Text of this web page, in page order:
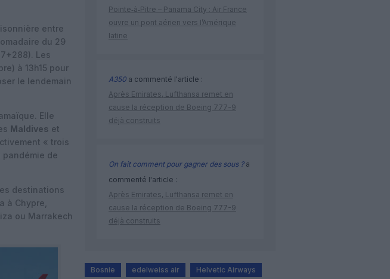
entre
du 29
Les
à 13h15 pour
le lendemain
Elle
Maldives et
« trois
de
destinations
à Chypre,
ou Marrakech
Pointe‑à‑Pitre – Panama City : Air France
ouvre un pont aérien vers l’Amérique
latine
A350 a commenté l'article :
Après Emirates, Lufthansa remet en
cause la réception de Boeing 777-9
déjà construits
On fait comment pour gagner des sous ?a
commenté l'article :
Après Emirates, Lufthansa remet en
cause la réception de Boeing 777-9
déjà construits
Bosnie edelweiss air Helvetic Airways